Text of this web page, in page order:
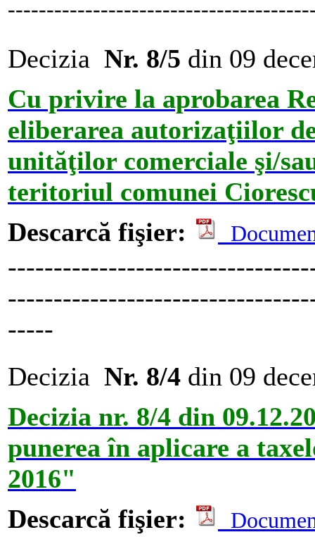
Decizia Nr. 8/5 din 09
Cu privire la aprobarea
eliberarea autorizaţiilor
unităţilor comerciale şi/
teritoriul comunei
Descarcă fişier:
-----
Decizia Nr. 8/4 din 09
Decizia nr. 8/4 din
punerea în aplicare a
2016"
Descarcă fişier: